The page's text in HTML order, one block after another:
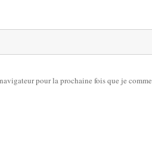
pour la prochaine fois que je